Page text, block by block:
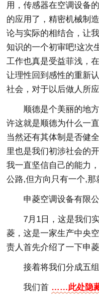
用，传感器在空调设备
的应用了，精密机械制
论与实际的相结合，让
知识的一个初审吧!这次
工作也真是受益菲浅，
让理性回到感性的重新
社会，对于以后做人所
顺德是个美丽的地
许这就是顺德为什么一
当然还有其体制是否健
里也是我们初涉社会的
我一直坚信自己的能力
公路,但方向只有一个,
申菱空调设备有限公
7月1日，这是我们
菱，这是一家生产中央
责人首先介绍了一下申
接着将我们分成五
我们首 ……此处隐